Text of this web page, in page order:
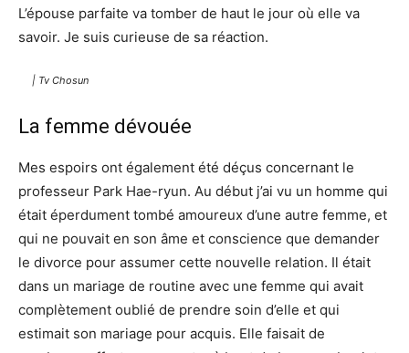
L’épouse parfaite va tomber de haut le jour où elle va
savoir. Je suis curieuse de sa réaction.
| Tv Chosun
La femme dévouée
Mes espoirs ont également été déçus concernant le
professeur Park Hae-ryun. Au début j’ai vu un homme qui
était éperdument tombé amoureux d’une autre femme, et
qui ne pouvait en son âme et conscience que demander
le divorce pour assumer cette nouvelle relation. Il était
dans un mariage de routine avec une femme qui avait
complètement oublié de prendre soin d’elle et qui
estimait son mariage pour acquis. Elle faisait de